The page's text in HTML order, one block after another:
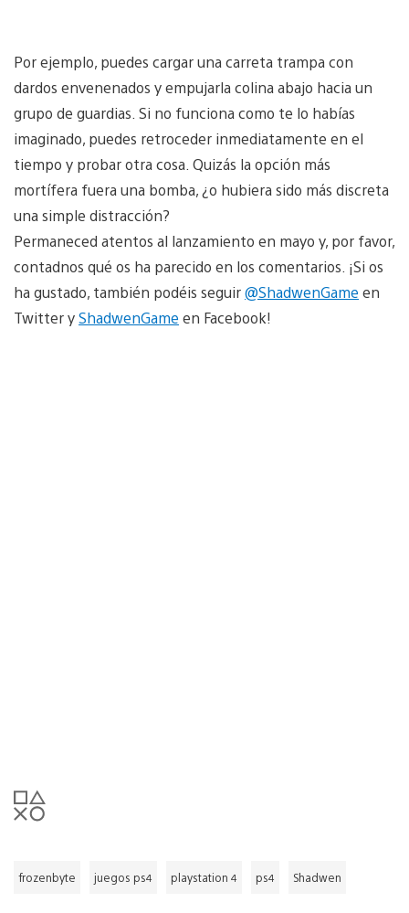
Por ejemplo, puedes cargar una carreta trampa con
dardos envenenados y empujarla colina abajo hacia un
grupo de guardias. Si no funciona como te lo habías
imaginado, puedes retroceder inmediatamente en el
tiempo y probar otra cosa. Quizás la opción más
mortífera fuera una bomba, ¿o hubiera sido más discreta
una simple distracción?
Permaneced atentos al lanzamiento en mayo y, por favor,
contadnos qué os ha parecido en los comentarios. ¡Si os
ha gustado, también podéis seguir@ShadwenGame en
Twitter yShadwenGame en Facebook!
frozenbyte juegos ps4 playstation 4 ps4 Shadwen